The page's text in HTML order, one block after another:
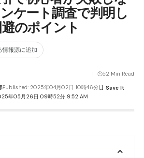
ケート調査で判明し
のポイント
報源に追加
年05月26日 09時52分 9:52 AM
Published: 2025年04月02日 10時46分
52 Min Read